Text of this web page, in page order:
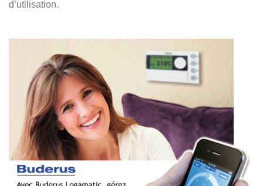
d’utilisation.